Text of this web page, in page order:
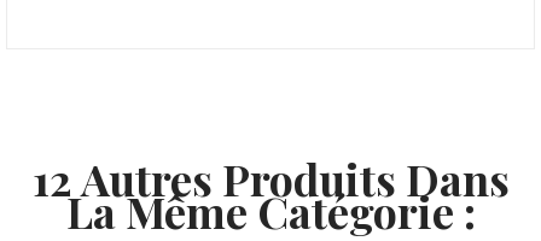
12 Autres Produits Dans
La Même Catégorie :